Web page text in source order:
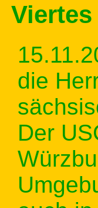
die
Der